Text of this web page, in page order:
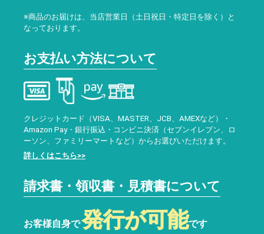
※商品のお届けは、当店営業日（土日祝日・特定日を除く）と
なっております。
お支払い方法について
クレジットカード（VISA、MASTER、JCB、AMEXなど）・
Amazon Pay・銀行振込・コンビニ決済（セブンイレブン、ロ
ーソン、ファミリーマートなど）からお選びいただけます。
詳しくはこちら>>
請求書・領収書・見積書について
お客様自身で発行が可能です